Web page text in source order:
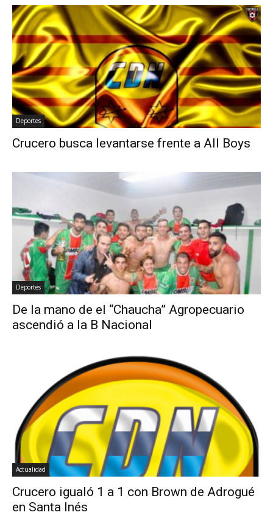
Deportes
Crucero busca levantarse frente a All Boys
Deportes
De la mano de el “Chaucha” Agropecuario
ascendió a la B Nacional
Actualidad
Crucero igualó 1 a 1 con Brown de Adrogué
en Santa Inés